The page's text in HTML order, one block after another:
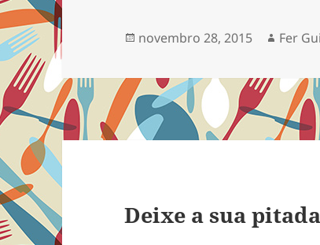
Publicado
novembro 28, 2015 Autor
Fer
Deixe a sua